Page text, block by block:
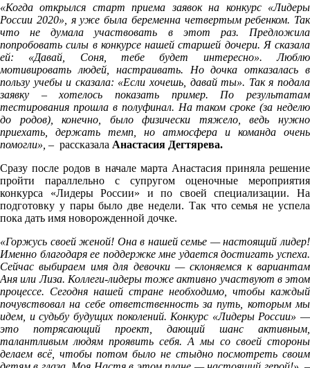
«Когда открылся старт приема заявок на конкурс «Лидеры
России 2020», я уже была беременна четвертым ребенком. Так
что не думала участвовать в этот раз. Предложила
попробовать силы в конкурсе нашей старшей дочери. Я сказала
ей: «Давай, Соня, тебе будет интересно». Люблю
мотивировать людей, настраивать. Но дочка отказалась в
пользу учебы и сказала: «Если хочешь, давай ты». Так я подала
заявку – хотелось показать пример. По результатам
тестирования прошла в полуфинал. На таком сроке (за неделю
до родов), конечно, было физически тяжело, ведь нужно
приехать, держать темп, но атмосфера и команда очень
помогли», – рассказала Анастасия Дегтярева.
Сразу после родов в начале марта Анастасия приняла решение
пройти параллельно с супругом оценочные мероприятия
конкурса «Лидеры России» и по своей специализации. На
подготовку у пары было две недели. Так что семья не успела
пока дать имя новорожденной дочке.
«Горжусь своей женой! Она в нашей семье — настоящий лидер!
Именно благодаря ее поддержке мне удается достигать успеха.
Сейчас выбираем имя для девочки — склоняемся к вариантам
Аня или Лиза. Коллеги-лидеры тоже активно участвуют в этом
процессе. Сегодня нашей стране необходимо, чтобы каждый
почувствовал на себе ответственность за путь, которым мы
идем, и судьбу будущих поколений. Конкурс «Лидеры России» —
это потрясающий проект, дающий шанс активным,
талантливым людям проявить себя. А мы со своей стороны
делаем всё, чтобы потом было не стыдно посмотреть своим